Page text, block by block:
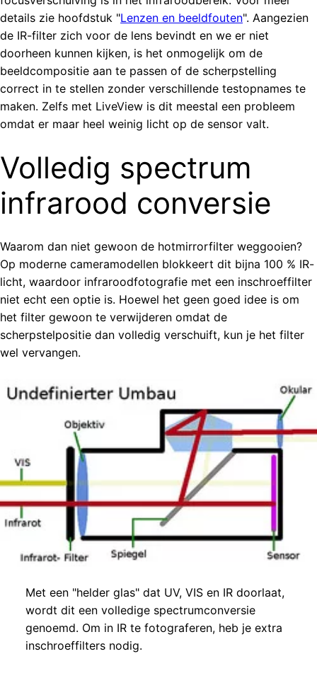
details zie hoofdstuk "Lenzen en beeldfouten". Aangezien
de IR-filter zich voor de lens bevindt en we er niet
doorheen kunnen kijken, is het onmogelijk om de
beeldcompositie aan te passen of de scherpstelling
correct in te stellen zonder verschillende testopnames te
maken. Zelfs met LiveView is dit meestal een probleem
omdat er maar heel weinig licht op de sensor valt.
Volledig spectrum
infrarood conversie
Waarom dan niet gewoon de hotmirrorfilter weggooien?
Op moderne cameramodellen blokkeert dit bijna 100 % IR-
licht, waardoor infraroodfotografie met een inschroeffilter
niet echt een optie is. Hoewel het geen goed idee is om
het filter gewoon te verwijderen omdat de
scherpstelpositie dan volledig verschuift, kun je het filter
wel vervangen.
Met een "helder glas" dat UV, VIS en IR doorlaat,
wordt dit een volledige spectrumconversie
genoemd. Om in IR te fotograferen, heb je extra
inschroeffilters nodig.